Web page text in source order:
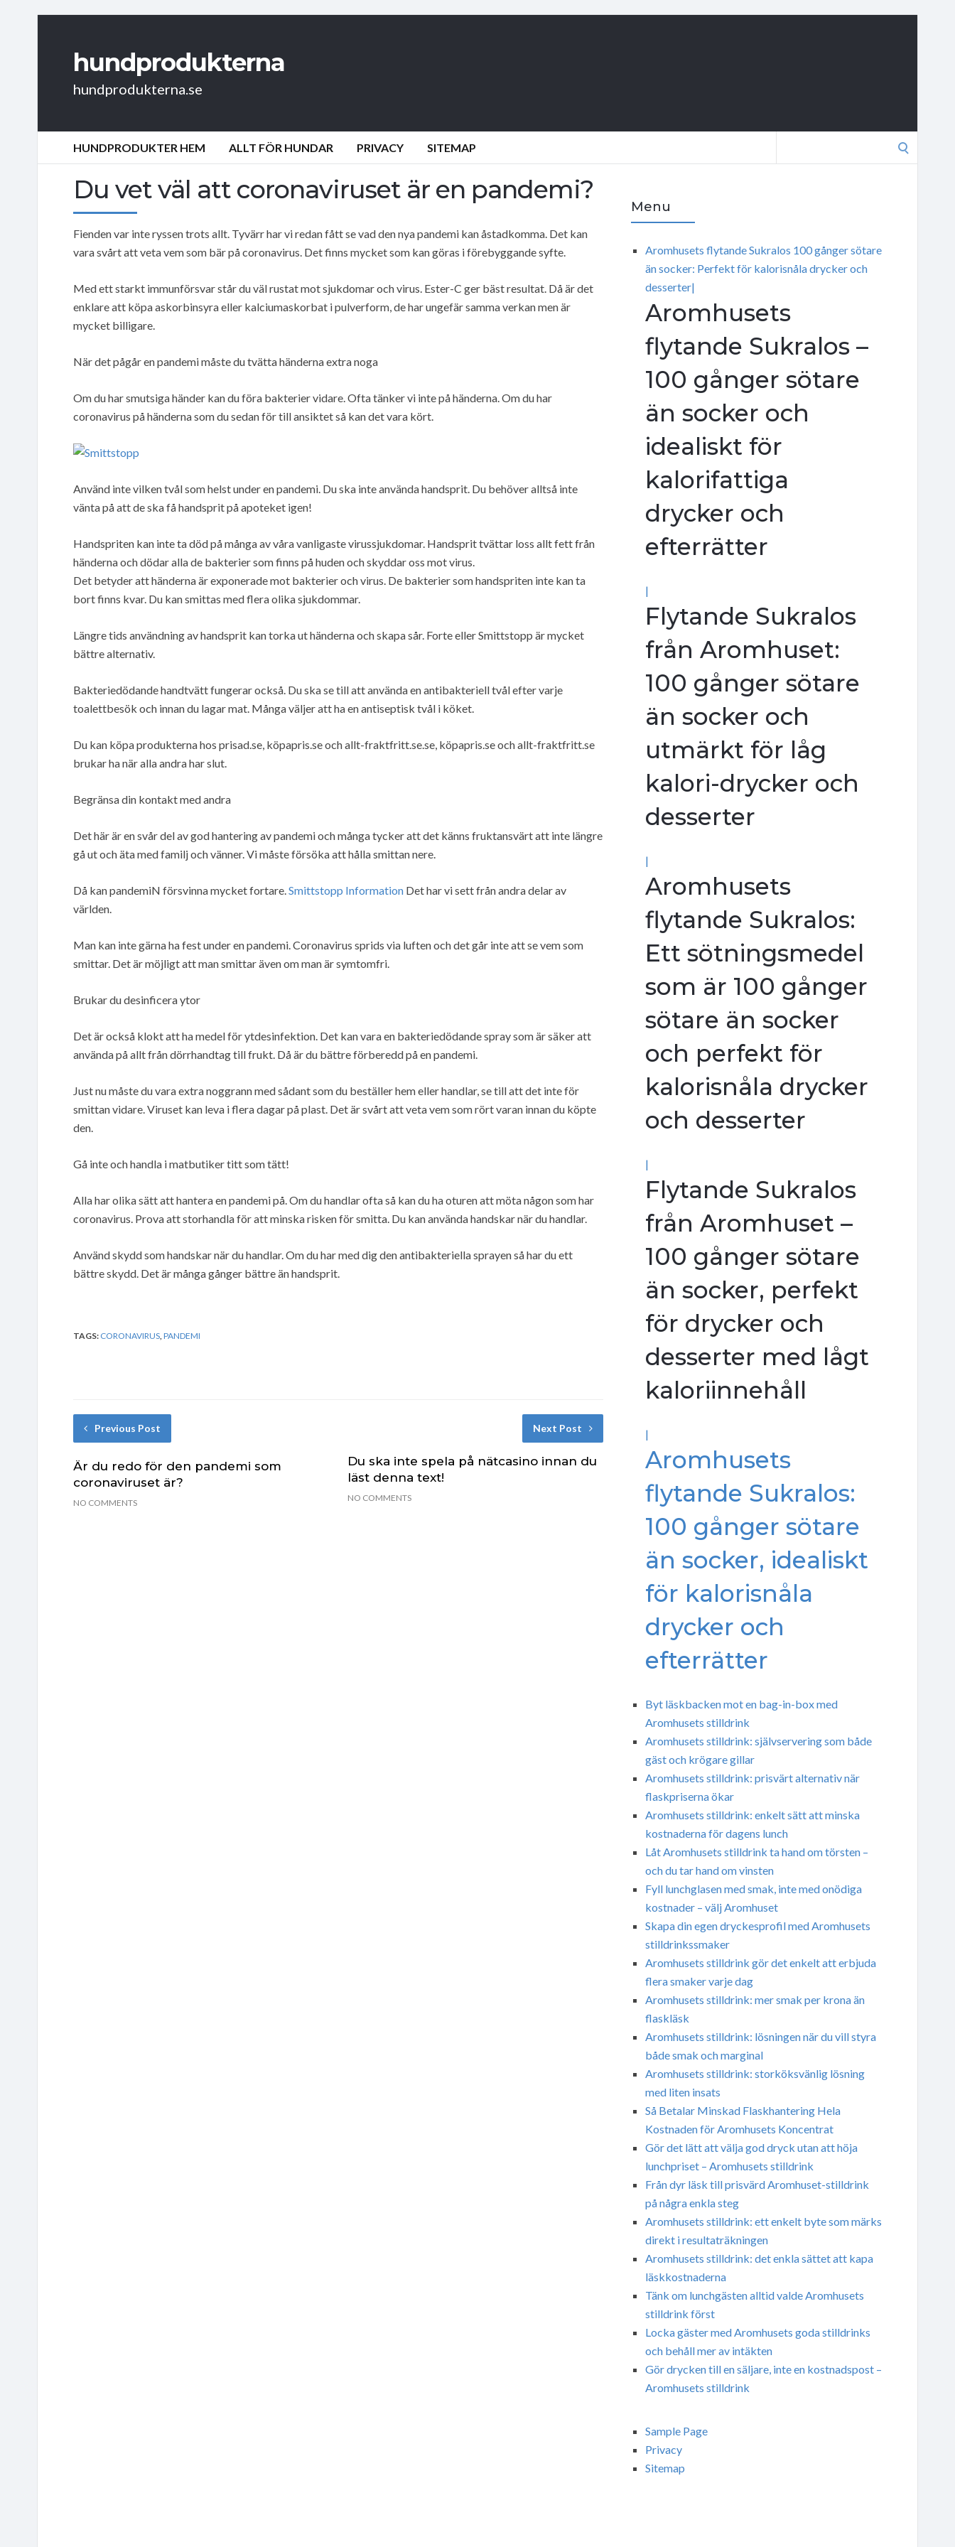
hundprodukterna
hundprodukterna.se
HUNDPRODUKTER HEM ALLT FÖR HUNDAR PRIVACY SITEMAP
Du vet väl att coronaviruset är en pandemi?
Fienden var inte ryssen trots allt. Tyvärr har vi redan fått se vad den nya pandemi kan åstadkomma. Det kan
vara svårt att veta vem som bär på coronavirus. Det finns mycket som kan göras i förebyggande syfte.
Med ett starkt immunförsvar står du väl rustat mot sjukdomar och virus. Ester-C ger bäst resultat. Då är det
enklare att köpa askorbinsyra eller kalciumaskorbat i pulverform, de har ungefär samma verkan men är
mycket billigare.
När det pågår en pandemi måste du tvätta händerna extra noga
Om du har smutsiga händer kan du föra bakterier vidare. Ofta tänker vi inte på händerna. Om du har
coronavirus på händerna som du sedan för till ansiktet så kan det vara kört.
Använd inte vilken tvål som helst under en pandemi. Du ska inte använda handsprit. Du behöver alltså inte
vänta på att de ska få handsprit på apoteket igen!
Handspriten kan inte ta död på många av våra vanligaste virussjukdomar. Handsprit tvättar loss allt fett från
händerna och dödar alla de bakterier som finns på huden och skyddar oss mot virus.
Det betyder att händerna är exponerade mot bakterier och virus. De bakterier som handspriten inte kan ta
bort finns kvar. Du kan smittas med flera olika sjukdommar.
Längre tids användning av handsprit kan torka ut händerna och skapa sår. Forte eller Smittstopp är mycket
bättre alternativ.
Bakteriedödande handtvätt fungerar också. Du ska se till att använda en antibakteriell tvål efter varje
toalettbesök och innan du lagar mat. Många väljer att ha en antiseptisk tvål i köket.
Du kan köpa produkterna hos prisad.se, köpapris.se och allt-fraktfritt.se.se, köpapris.se och allt-fraktfritt.se
brukar ha när alla andra har slut.
Begränsa din kontakt med andra
Det här är en svår del av god hantering av pandemi och många tycker att det känns fruktansvärt att inte längre
gå ut och äta med familj och vänner. Vi måste försöka att hålla smittan nere.
Då kan pandemiN försvinna mycket fortare.Smittstopp Information Det har vi sett från andra delar av
världen.
Man kan inte gärna ha fest under en pandemi. Coronavirus sprids via luften och det går inte att se vem som
smittar. Det är möjligt att man smittar även om man är symtomfri.
Brukar du desinficera ytor
Det är också klokt att ha medel för ytdesinfektion. Det kan vara en bakteriedödande spray som är säker att
använda på allt från dörrhandtag till frukt. Då är du bättre förberedd på en pandemi.
Just nu måste du vara extra noggrann med sådant som du beställer hem eller handlar, se till att det inte för
smittan vidare. Viruset kan leva i flera dagar på plast. Det är svårt att veta vem som rört varan innan du köpte
den.
Gå inte och handla i matbutiker titt som tätt!
Alla har olika sätt att hantera en pandemi på. Om du handlar ofta så kan du ha oturen att möta någon som har
coronavirus. Prova att storhandla för att minska risken för smitta. Du kan använda handskar när du handlar.
Använd skydd som handskar när du handlar. Om du har med dig den antibakteriella sprayen så har du ett
bättre skydd. Det är många gånger bättre än handsprit.
TAGS: CORONAVIRUS PANDEMI
Previous Post
Är du redo för den pandemi som
coronaviruset är?
NO COMMENTS
Next Post
Du ska inte spela på nätcasino innan du
läst denna text!
NO COMMENTS
Menu
Aromhusets flytande Sukralos 100 gånger sötare
än socker: Perfekt för kalorisnåla drycker och
desserter|
Aromhusets
flytande Sukralos –
100 gånger sötare
än socker och
idealiskt för
kalorifattiga
drycker och
efterrätter
|
Flytande Sukralos
från Aromhuset:
100 gånger sötare
än socker och
utmärkt för låg
kalori-drycker och
desserter
|
Aromhusets
flytande Sukralos:
Ett sötningsmedel
som är 100 gånger
sötare än socker
och perfekt för
kalorisnåla drycker
och desserter
|
Flytande Sukralos
från Aromhuset –
100 gånger sötare
än socker, perfekt
för drycker och
desserter med lågt
kaloriinnehåll
|
Aromhusets
flytande Sukralos:
100 gånger sötare
än socker, idealiskt
för kalorisnåla
drycker och
efterrätter
Byt läskbacken mot en bag-in-box med
Aromhusets stilldrink
Aromhusets stilldrink: självservering som både
gäst och krögare gillar
Aromhusets stilldrink: prisvärt alternativ när
flaskpriserna ökar
Aromhusets stilldrink: enkelt sätt att minska
kostnaderna för dagens lunch
Låt Aromhusets stilldrink ta hand om törsten –
och du tar hand om vinsten
Fyll lunchglasen med smak, inte med onödiga
kostnader – välj Aromhuset
Skapa din egen dryckesprofil med Aromhusets
stilldrinkssmaker
Aromhusets stilldrink gör det enkelt att erbjuda
flera smaker varje dag
Aromhusets stilldrink: mer smak per krona än
flaskläsk
Aromhusets stilldrink: lösningen när du vill styra
både smak och marginal
Aromhusets stilldrink: storköksvänlig lösning
med liten insats
Så Betalar Minskad Flaskhantering Hela
Kostnaden för Aromhusets Koncentrat
Gör det lätt att välja god dryck utan att höja
lunchpriset – Aromhusets stilldrink
Från dyr läsk till prisvärd Aromhuset-stilldrink
på några enkla steg
Aromhusets stilldrink: ett enkelt byte som märks
direkt i resultaträkningen
Aromhusets stilldrink: det enkla sättet att kapa
läskkostnaderna
Tänk om lunchgästen alltid valde Aromhusets
stilldrink först
Locka gäster med Aromhusets goda stilldrinks
och behåll mer av intäkten
Gör drycken till en säljare, inte en kostnadspost –
Aromhusets stilldrink
Sample Page
Privacy
Sitemap